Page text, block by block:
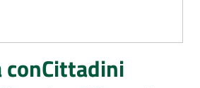
conCittadini